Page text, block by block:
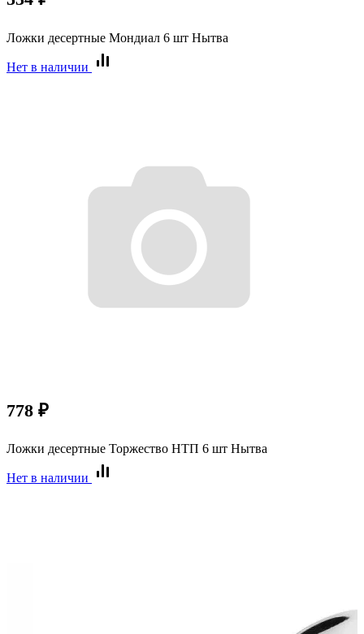
Ложки десертные Мондиал 6 шт Нытва
Нет в наличии
778 ₽
Ложки десертные Торжество НТП 6 шт Нытва
Нет в наличии